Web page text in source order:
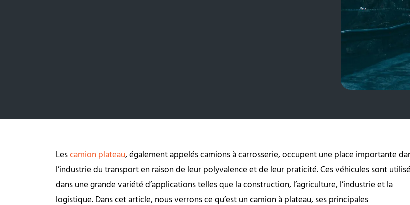
Lescamion plateau, également appelés camions à carrosserie, occupent une place importante
l’industrie du transport en raison de leur polyvalence et de leur praticité. Ces véhicules sont
dans une grande variété d’applications telles que la construction, l’agriculture, l’industrie et la
logistique. Dans cet article, nous verrons ce qu’est un camion à plateau, ses principales